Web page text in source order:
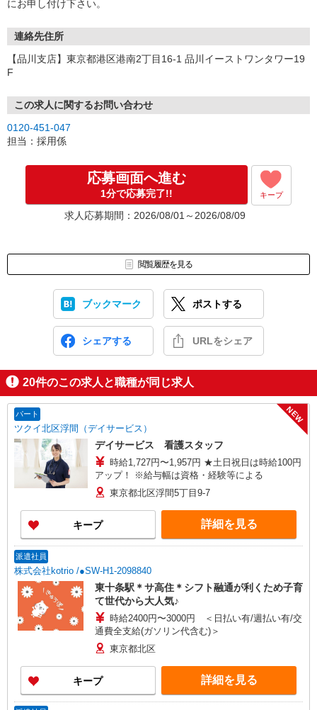
にお申し付け下さい。
連絡先住所
【品川支店】東京都港区港南2丁目16-1 品川イーストワンタワー19
F
この求人に関するお問い合わせ
0120-451-047
担当：採用係
応募画面へ進む
1分で応募完了!! キープ
求人応募期間：2026/08/01～2026/08/09
閲覧履歴を見る
ブックマーク ポストする
シェアする URLをシェア
20件のこの求人と職種が同じ求人
パート
ツクイ北区浮間（デイサービス）
NEW
デイサービス 看護スタッフ
時給1,727円〜1,957円 ★土日祝日は時給100円
アップ！ ※給与幅は資格・経験等による
東京都北区浮間5丁目9-7
キープ 詳細を見る
派遣社員
株式会社kotrio /●SW-H1-2098840
東十条駅＊サ高住＊シフト融通が利くため子育
て世代から大人気♪
時給2400円〜3000円 ＜日払い有/週払い有/交
通費全支給(ガソリン代含む)＞
東京都北区
キープ 詳細を見る